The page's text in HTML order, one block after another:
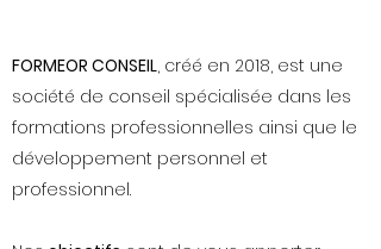
FORMEOR CONSEIL, créé en 2018, est une
société de conseil spécialisée dans les
formations professionnelles ainsi que le
développement personnel et
professionnel.